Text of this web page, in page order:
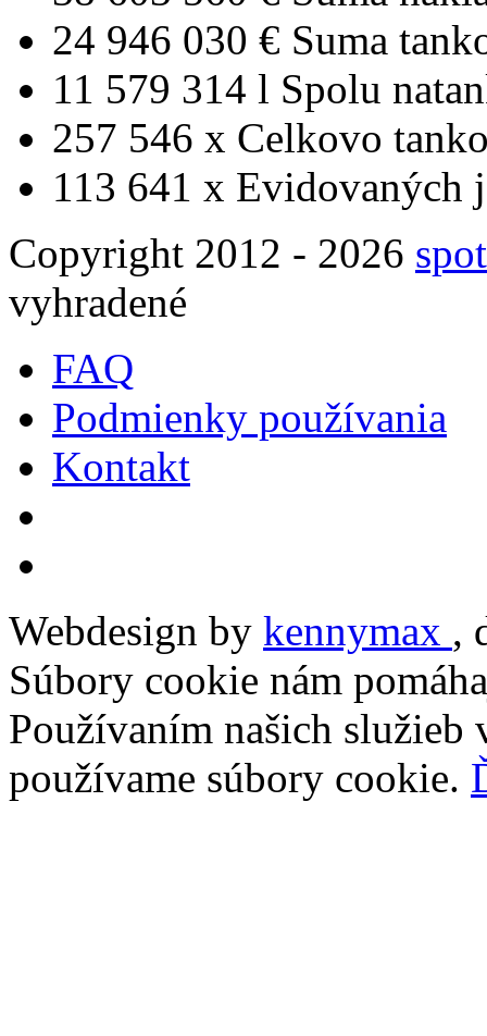
24 946 030 € Suma
11 579 314 l Spolu
257 546 x Celkovo
113 641 x Evidovaných
Copyright 2012 - 2026
vyhradené
FAQ
Podmienky používania
Kontakt
Webdesign by kennymax ,
Súbory cookie nám
Používaním našich služieb
používame súbory cookie.